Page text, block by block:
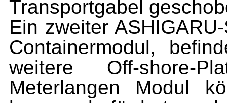
Transportgabel
Ein zweiter
Containermodul,
weitere Off-shore-
Meterlangen Modul